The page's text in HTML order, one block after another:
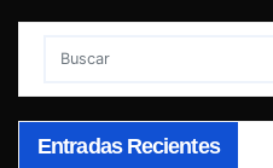
Entradas Recientes